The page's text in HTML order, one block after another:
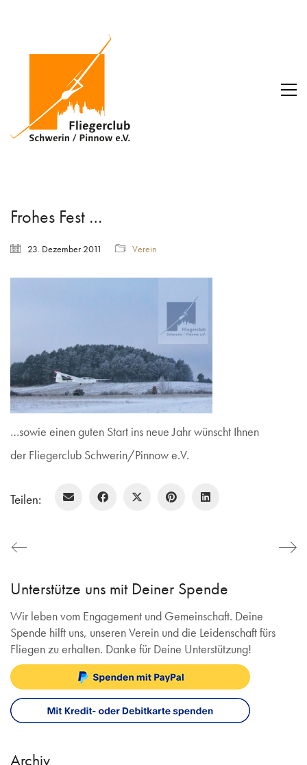
Frohes Fest …
23. Dezember 2011 Verein
…sowie einen guten Start ins neue Jahr wünscht Ihnen
der Fliegerclub Schwerin/Pinnow e.V.
Teilen:
Unterstütze uns mit Deiner Spende
Wir leben vom Engagement und Gemeinschaft. Deine
Spende hilft uns, unseren Verein und die Leidenschaft fürs
Fliegen zu erhalten. Danke für Deine Unterstützung!
Archiv